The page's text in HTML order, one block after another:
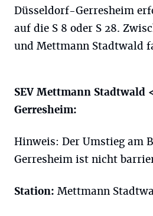
Düsseldorf-Gerresheim
auf die S 8 oder S 28.
und Mettmann Stadtwald
SEV Mettmann Stadtwald
Gerresheim:
Hinweis: Der Umstieg am
Gerresheim ist nicht
Station: Mettmann